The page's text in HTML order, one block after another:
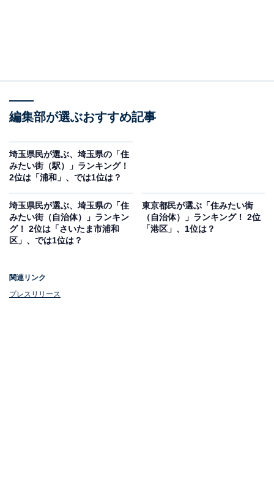
るエリアです。「越谷レイクタウン」に隣接する、水害
対策として作られた「大相模調節池」周辺では散歩やピ
回答者からは、「生活に必要な施設がおおむね揃ってい
物にも困らない。近くに大きな公園もあるから、自然も
ある程度楽しめる」「新たに開発された街で、すぐ近く
に大型ショッピングモールや駅があるため、生活を充実
が良いので、子供を一人で歩かせても安心できる」「非
常に利便性がよく、住みやすい。特に買い物はイオンレ
編集部が選ぶおすすめ記事
埼玉県民が選ぶ、埼玉県の「住
みたい街（駅）」ランキング！
2位は「浦和」、では1位は？
埼玉県民が選ぶ、埼玉県の「住
みたい街（自治体）」ランキン
グ！ 2位は「さいたま市浦和
区」、では1位は？
東京都民が選ぶ「住みたい街
（自治体）」ランキング！ 2位
「港区」、1位は？
関連リンク
プレスリリース